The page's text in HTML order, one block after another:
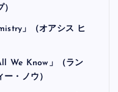
」（オアシス ヒ
We Know」（ラン
・ノウ）